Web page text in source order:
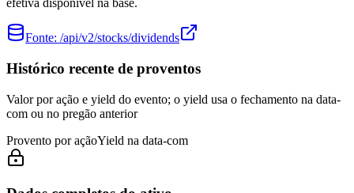
efetiva disponível na base.
Fonte: /api/v2/stocks/dividends
Histórico recente de proventos
Valor por ação e yield do evento; o yield usa o fechamento na data-
com ou no pregão anterior
Provento por açãoYield na data-com